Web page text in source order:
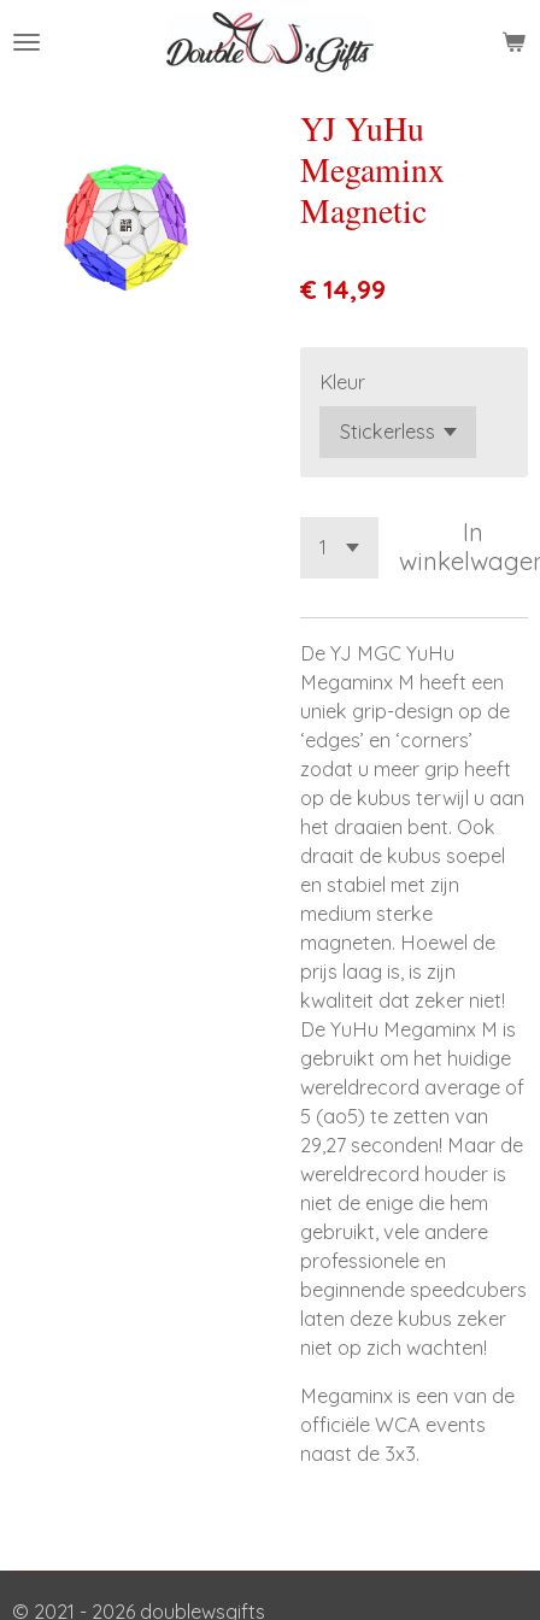
direct
YJ YuHu
Megaminx
Magnetic
€ 14,99
Kleur
In
De YJ MGC YuHu
Megaminx M heeft een
uniek grip-design op de
‘edges’ en ‘corners’
zodat u meer grip heeft
op de kubus terwijl u aan
het draaien bent. Ook
draait de kubus soepel
en stabiel met zijn
medium sterke
magneten. Hoewel de
prijs laag is, is zijn
kwaliteit dat zeker niet!
De YuHu Megaminx M is
gebruikt om het huidige
wereldrecord average of
5 (ao5) te zetten van
29,27 seconden! Maar de
wereldrecord houder is
niet de enige die hem
gebruikt, vele andere
professionele en
beginnende speedcubers
laten deze kubus zeker
niet op zich wachten!
Megaminx is een van de
officiële WCA events
naast de 3x3.
© 2021 - 2026 doublewsgifts